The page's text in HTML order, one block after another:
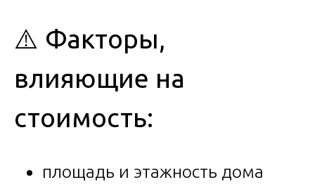
⚠️ Факторы,
влияющие на
стоимость:
площадь и этажность дома